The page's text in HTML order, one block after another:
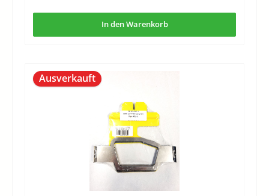
In den Warenkorb
Ausverkauft